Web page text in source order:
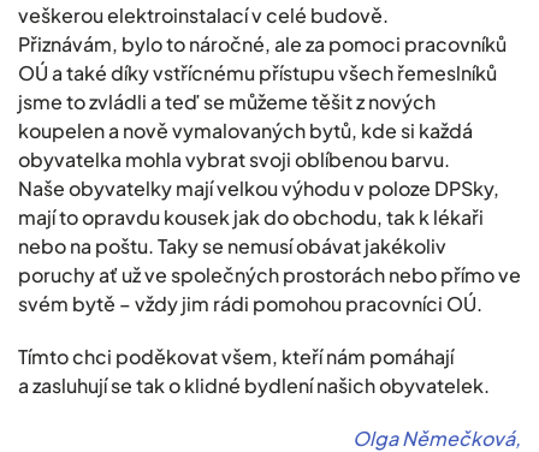
veškerou elektroinstalací v celé budově.
Přiznávám, bylo to náročné, ale za pomoci pracovníků
OÚ a také díky vstřícnému přístupu všech řemeslníků
jsme to zvládli a teď se můžeme těšit z nových
koupelen a nově vymalovaných bytů, kde si každá
obyvatelka mohla vybrat svoji oblíbenou barvu.
Naše obyvatelky mají velkou výhodu v poloze DPSky,
mají to opravdu kousek jak do obchodu, tak k lékaři
nebo na poštu. Taky se nemusí obávat jakékoliv
poruchy ať už ve společných prostorách nebo přímo ve
svém bytě – vždy jim rádi pomohou pracovníci OÚ.
Tímto chci poděkovat všem, kteří nám pomáhají
a zasluhují se tak o klidné bydlení našich obyvatelek.
Olga Němečková,